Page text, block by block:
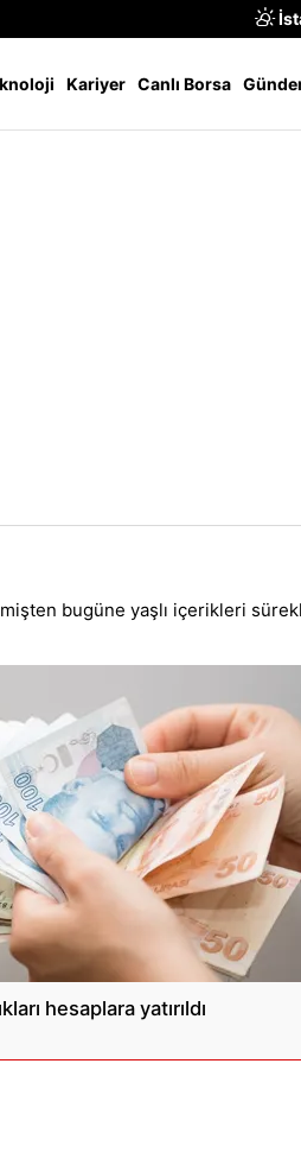
Kariyer Canlı Borsa
bugüne yaşlı içerikleri
hesaplara yatırıldı